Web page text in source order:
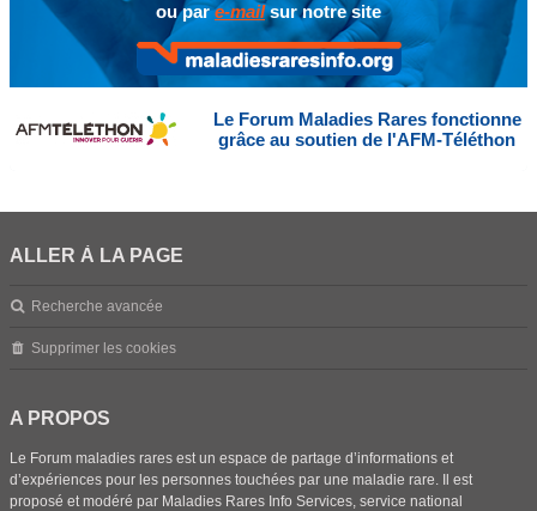
ou pare-mailsur notre site
Le Forum Maladies Rares fonctionne
grâce au soutien de l'AFM-Téléthon
ALLER À LA PAGE
Recherche avancée
Supprimer les cookies
A PROPOS
Le Forum maladies rares est un espace de partage d’informations et
d’expériences pour les personnes touchées par une maladie rare. Il est
proposé et modéré par Maladies Rares Info Services, service national